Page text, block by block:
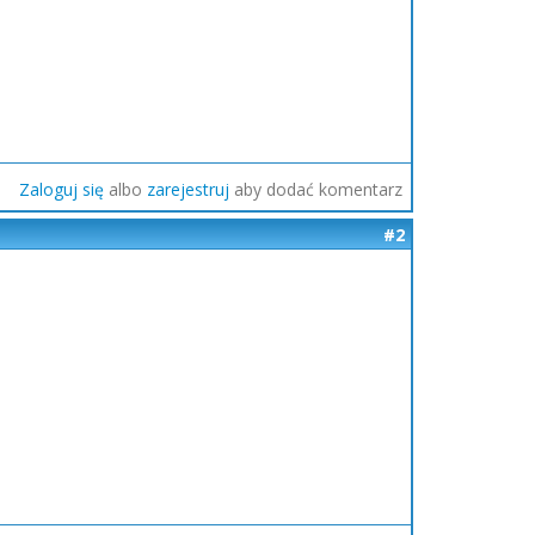
Zaloguj się albo zarejestruj aby dodać komentarz
#2